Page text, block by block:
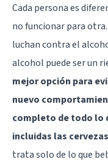
Cada persona es
no funcionar para
luchan contra el
alcohol puede ser un
mejor opción para
nuevo
completo de todo lo
incluidas las
trata solo de lo que